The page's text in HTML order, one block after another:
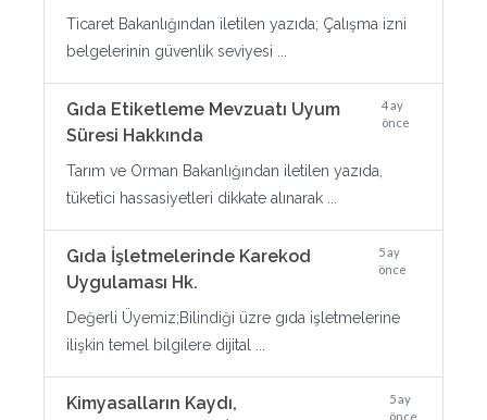
Ticaret Bakanlığından iletilen yazıda; Çalışma izni
belgelerinin güvenlik seviyesi ...
Gıda Etiketleme Mevzuatı Uyum
Süresi Hakkında
4 ay
önce
Tarım ve Orman Bakanlığından iletilen yazıda,
tüketici hassasiyetleri dikkate alınarak ...
Gıda İşletmelerinde Karekod
Uygulaması Hk.
5 ay
önce
Değerli Üyemiz;Bilindiği üzre gıda işletmelerine
ilişkin temel bilgilere dijital ...
Kimyasalların Kaydı,
5 ay
önce